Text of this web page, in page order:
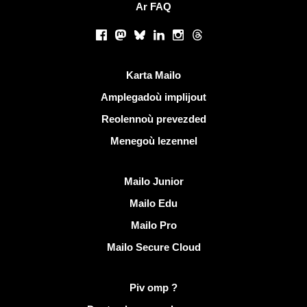
Ar FAQ
Facebook
Mastodon
BlueskyLinkedInInstagram
Threads
Karta Mailo
Amplegadoù implijout
Reolennoù prevezded
Menegoù lezennel
Mailo Junior
Mailo Edu
Mailo Pro
Mailo Secure Cloud
Muioc'h a ditouroù war MailoPiv omp ?